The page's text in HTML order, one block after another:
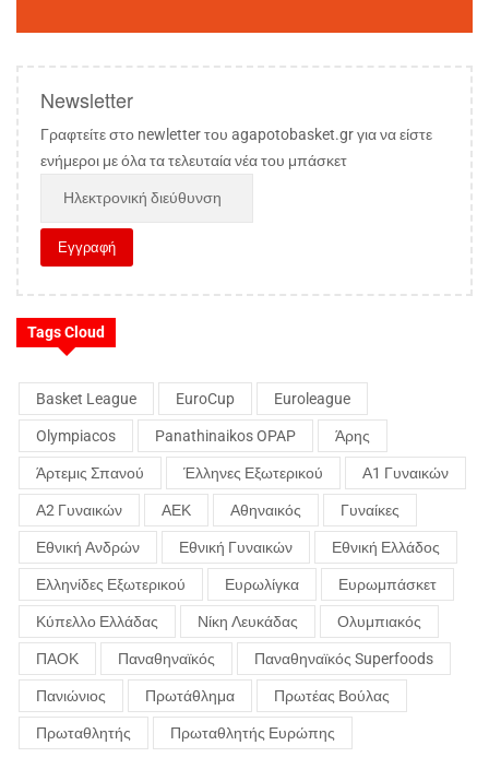
Newsletter
Γραφτείτε στο newletter του agapotobasket.gr για να είστε
ενήμεροι με όλα τα τελευταία νέα του μπάσκετ
Tags Cloud
Basket League EuroCup Euroleague
Olympiacos Panathinaikos OPAP Άρης
Άρτεμις Σπανού Έλληνες Εξωτερικού Α1 Γυναικών
Α2 Γυναικών ΑΕΚ Αθηναικός Γυναίκες
Εθνική Ανδρών Εθνική Γυναικών Εθνική Ελλάδος
Ελληνίδες Εξωτερικού Ευρωλίγκα Ευρωμπάσκετ
Κύπελλο Ελλάδας Νίκη Λευκάδας Ολυμπιακός
ΠΑΟΚ Παναθηναϊκός Παναθηναϊκός Superfoods
Πανιώνιος Πρωτάθλημα Πρωτέας Βούλας
Πρωταθλητής Πρωταθλητής Ευρώπης